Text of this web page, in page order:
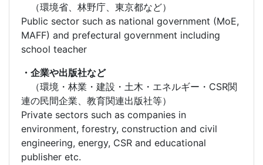
（環境省、林野庁、東京都など）
Public sector such as national government (MoE,
MAFF) and prefectural government including
school teacher
・企業や出版社など
（環境・林業・建設・土木・エネルギー・CSR関
連の民間企業、教育関連出版社等）
Private sectors such as companies in
environment, forestry, construction and civil
engineering, energy, CSR and educational
publisher etc.